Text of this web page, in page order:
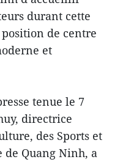
durant cette
de centre
et
tenue le 7
directrice
des Sports et
de Quang Ninh, a